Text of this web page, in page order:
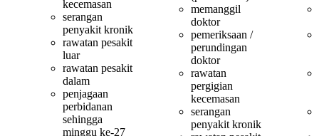
kecemasan
serangan
penyakit kronik
rawatan pesakit
luar
rawatan pesakit
dalam
penjagaan
perbidanan
sehingga
minggu ke-27
memanggil
doktor
pemeriksaan /
perundingan
doktor
rawatan
pergigian
kecemasan
serangan
penyakit kronik